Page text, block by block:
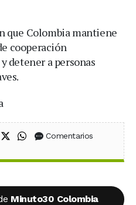
que Colombia mantiene
cooperación
detener a personas
en Facebook
Compartir en X (Twitter)
Compartir en WhatsApp
Comentarios
Minuto30 Colombia